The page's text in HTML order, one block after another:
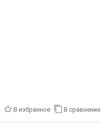
В избранное В сравнение